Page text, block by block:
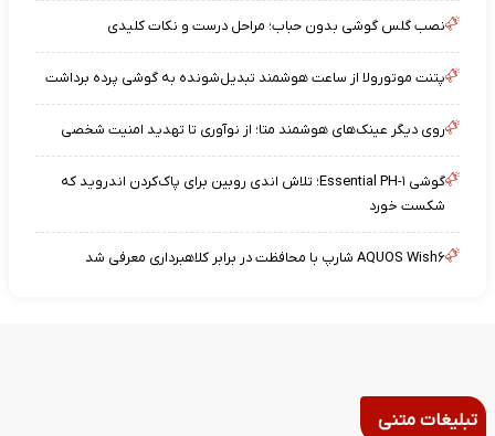
نصب گلس گوشی بدون حباب؛ مراحل درست و نکات کلیدی
پتنت موتورولا از ساعت هوشمند تبدیل‌شونده به گوشی پرده برداشت
روی دیگر عینک‌های هوشمند متا؛ از نوآوری تا تهدید امنیت شخصی
گوشی Essential PH-۱؛ تلاش اندی روبین برای پاک‌کردن اندروید که
شکست خورد
AQUOS Wish۶ شارپ با محافظت در برابر کلاهبرداری معرفی شد
تبلیغات متنی